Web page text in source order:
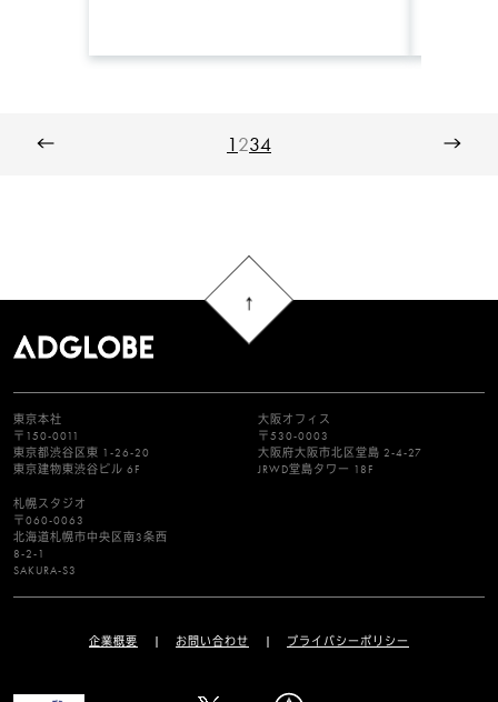
た。
← 1234 →
東京本社
〒150-0011
東京都渋谷区東 1-26-20
東京建物東渋谷ビル 6F
大阪オフィス
〒530-0003
大阪府大阪市北区堂島 2-4-27
JRWD堂島タワー 18F
札幌スタジオ
〒060-0063
北海道札幌市中央区南3条西
8-2-1
SAKURA-S3
企業概要 お問い合わせ プライバシーポリシー